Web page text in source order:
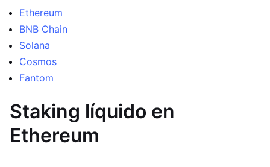
Ethereum
BNB Chain
Solana
Cosmos
Fantom
Staking líquido en
Ethereum